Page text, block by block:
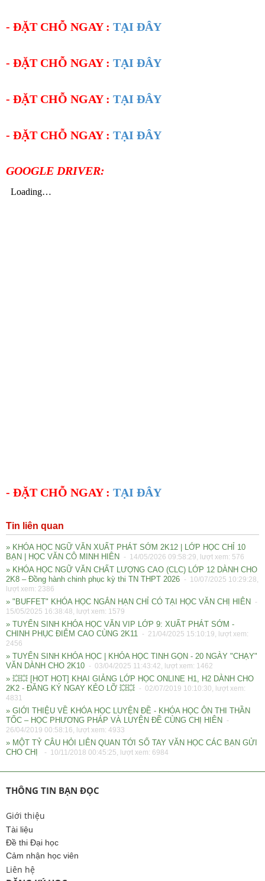
- ĐẶT CHỖ NGAY : TẠI ĐÂY
- ĐẶT CHỖ NGAY : TẠI ĐÂY
- ĐẶT CHỖ NGAY : TẠI ĐÂY
- ĐẶT CHỖ NGAY : TẠI ĐÂY
GOOGLE DRIVER:
- ĐẶT CHỖ NGAY : TẠI ĐÂY
Tin liên quan
» KHÓA HỌC NGỮ VĂN XUẤT PHÁT SỚM 2K12 | LỚP HỌC CHỈ 10
BẠN | HỌC VĂN CÔ MINH HIÊN
- 14/05/2026 09:58:29, lượt xem: 576
» KHÓA HỌC NGỮ VĂN CHẤT LƯỢNG CAO (CLC) LỚP 12 DÀNH CHO
2K8 – Đồng hành chinh phục kỳ thi TN THPT 2026 - 10/07/2025 10:29:28,
lượt xem: 2386
» "BUFFET" KHÓA HỌC NGẮN HẠN CHỈ CÓ TẠI HỌC VĂN CHỊ HIÊN
-
15/05/2025 16:38:48, lượt xem: 1579
» TUYỂN SINH KHÓA HỌC VĂN VIP LỚP 9: XUẤT PHÁT SỚM -
CHINH PHỤC ĐIỂM CAO CÙNG 2K11 - 21/04/2025 15:10:19, lượt xem:
2456
» TUYỂN SINH KHÓA HỌC | KHÓA HỌC TINH GỌN - 20 NGÀY "CHẠY"
VĂN DÀNH CHO 2K10 - 03/04/2025 11:43:42, lượt xem: 1462
» 💥💥 [HOT HOT] KHAI GIẢNG LỚP HỌC ONLINE H1, H2 DÀNH CHO
2K2 - ĐĂNG KÝ NGAY KẺO LỠ 💥💥 - 02/07/2019 10:10:30, lượt xem:
4831
» GIỚI THIỆU VỀ KHÓA HỌC LUYỆN ĐỀ - KHÓA HỌC ÔN THI THẦN
TỐC – HỌC PHƯƠNG PHÁP VÀ LUYỆN ĐỀ CÙNG CHỊ HIÊN
-
26/04/2019 00:58:16, lượt xem: 4933
» MỘT TỶ CÂU HỎI LIÊN QUAN TỚI SỔ TAY VĂN HỌC CÁC BẠN GỬI
CHO CHỊ
- 10/11/2018 00:45:25, lượt xem: 6984
THÔNG TIN BẠN ĐỌC
Giới thiệu
Tài liệu
Đề thi Đại học
Cảm nhận học viên
Liên hệ